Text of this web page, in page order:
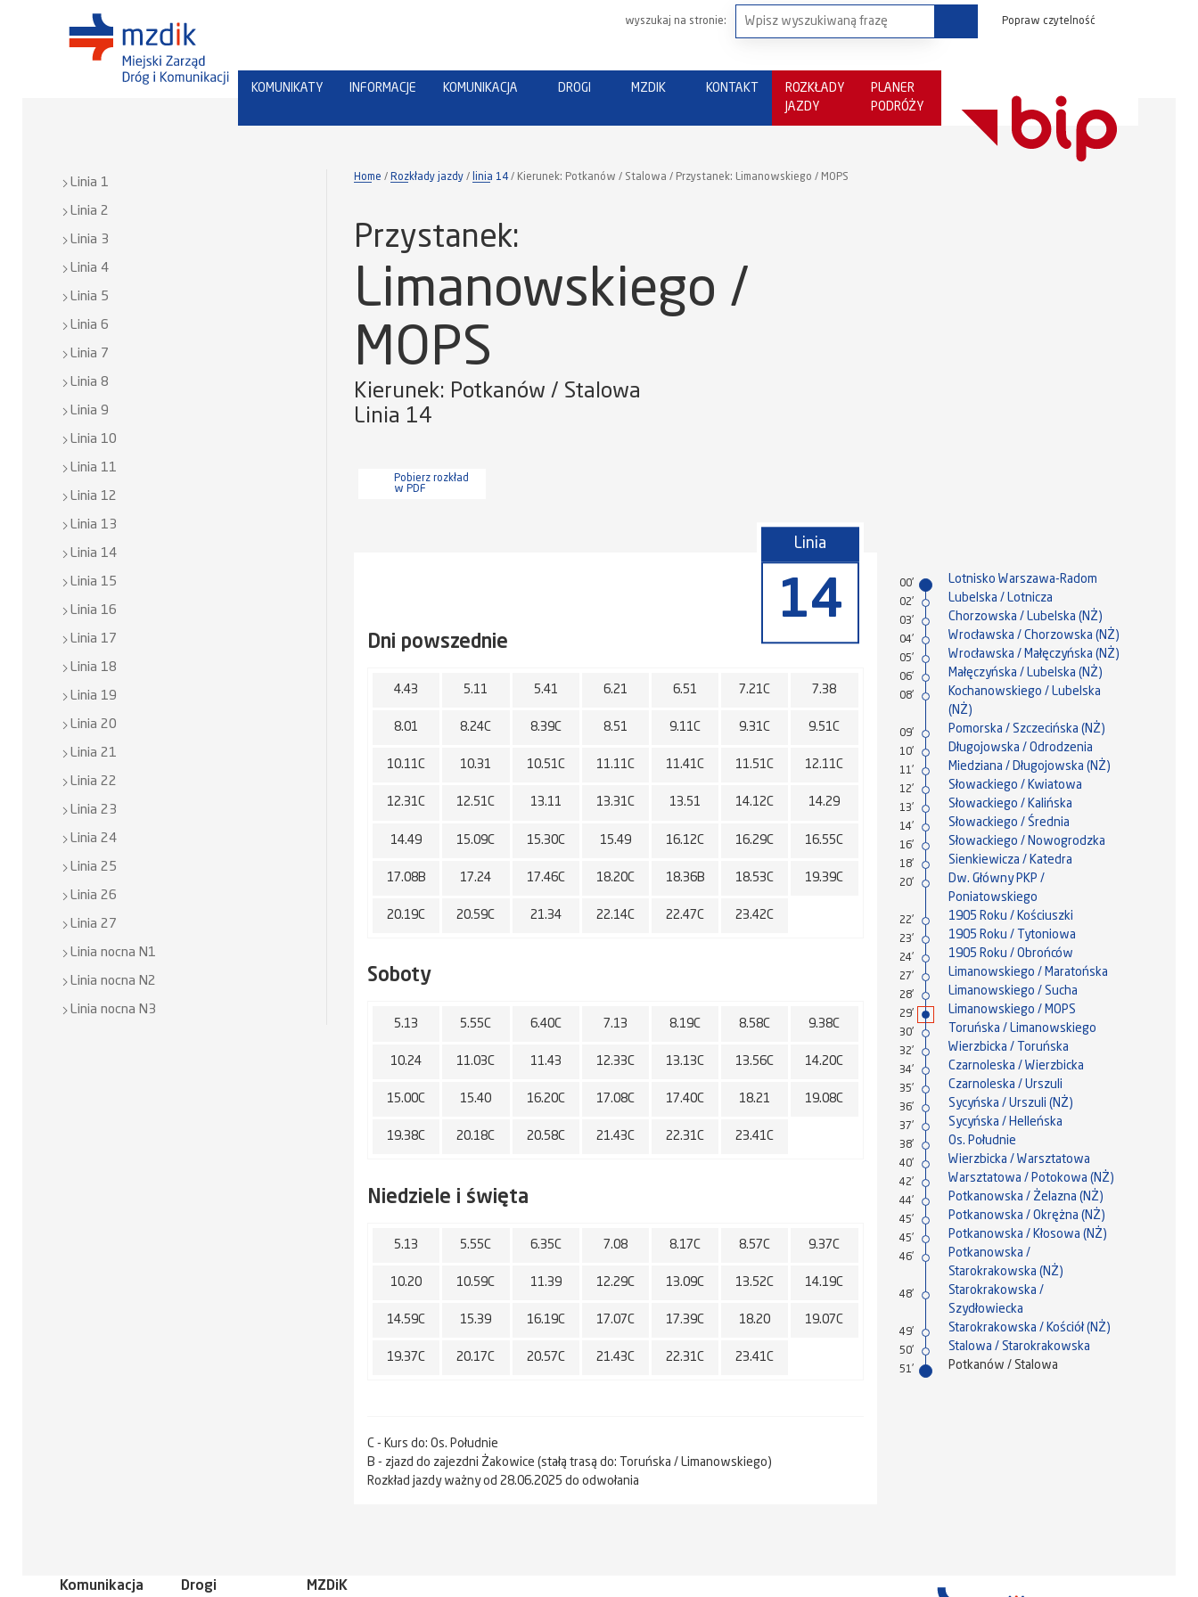
Popraw czytelność
KOMUNIKATY INFORMACJE KOMUNIKACJA DROGI MZDIK KONTAKT
ROZKŁADY
JAZDY
PLANER
PODRÓŻY
wyszukaj na stronie:
Home Rozkłady jazdy linia 14 Kierunek: Potkanów / Stalowa / Przystanek: Limanowskiego / MOPS
Przystanek:
Limanowskiego /
MOPS
Kierunek: Potkanów / Stalowa
Linia 14
Pobierz rozkład
w PDF
Linia
14
Dni powszednie
4.43 5.11 5.41 6.21 6.51 7.21C 7.38
8.01 8.24C 8.39C 8.51 9.11C 9.31C 9.51C
10.11C 10.31 10.51C 11.11C 11.41C 11.51C 12.11C
12.31C 12.51C 13.11 13.31C 13.51 14.12C 14.29
14.49 15.09C 15.30C 15.49 16.12C 16.29C 16.55C
17.08B 17.24 17.46C 18.20C 18.36B 18.53C 19.39C
20.19C 20.59C 21.34 22.14C 22.47C 23.42C
Soboty
5.13 5.55C 6.40C 7.13 8.19C 8.58C 9.38C
10.24 11.03C 11.43 12.33C 13.13C 13.56C 14.20C
15.00C 15.40 16.20C 17.08C 17.40C 18.21 19.08C
19.38C 20.18C 20.58C 21.43C 22.31C 23.41C
Niedziele i święta
5.13 5.55C 6.35C 7.08 8.17C 8.57C 9.37C
10.20 10.59C 11.39 12.29C 13.09C 13.52C 14.19C
14.59C 15.39 16.19C 17.07C 17.39C 18.20 19.07C
19.37C 20.17C 20.57C 21.43C 22.31C 23.41C
C - Kurs do: Os. Południe
B - zjazd do zajezdni Żakowice (stałą trasą do: Toruńska / Limanowskiego)
Rozkład jazdy ważny od 28.06.2025 do odwołania
00' Lotnisko Warszawa-Radom
02' Lubelska / Lotnicza
03' Chorzowska / Lubelska (NŻ)
04' Wrocławska / Chorzowska (NŻ)
05' Wrocławska / Małęczyńska (NŻ)
06' Małęczyńska / Lubelska (NŻ)
08'
Kochanowskiego / Lubelska
(NŻ)
09' Pomorska / Szczecińska (NŻ)
10' Długojowska / Odrodzenia
11' Miedziana / Długojowska (NŻ)
12' Słowackiego / Kwiatowa
13' Słowackiego / Kalińska
14' Słowackiego / Średnia
16' Słowackiego / Nowogrodzka
18' Sienkiewicza / Katedra
20'
Dw. Główny PKP /
Poniatowskiego
22' 1905 Roku / Kościuszki
23' 1905 Roku / Tytoniowa
24' 1905 Roku / Obrońców
27' Limanowskiego / Maratońska
28' Limanowskiego / Sucha
29' Limanowskiego / MOPS
30' Toruńska / Limanowskiego
32' Wierzbicka / Toruńska
34' Czarnoleska / Wierzbicka
35' Czarnoleska / Urszuli
36' Sycyńska / Urszuli (NŻ)
37' Sycyńska / Helleńska
38' Os. Południe
40' Wierzbicka / Warsztatowa
42' Warsztatowa / Potokowa (NŻ)
44' Potkanowska / Żelazna (NŻ)
45' Potkanowska / Okrężna (NŻ)
45' Potkanowska / Kłosowa (NŻ)
46'
Potkanowska /
Starokrakowska (NŻ)
48'
Starokrakowska /
Szydłowiecka
49' Starokrakowska / Kościół (NŻ)
50' Stalowa / Starokrakowska
51' Potkanów / Stalowa
Linia 1
Linia 2
Linia 3
Linia 4
Linia 5
Linia 6
Linia 7
Linia 8
Linia 9
Linia 10
Linia 11
Linia 12
Linia 13
Linia 14
Linia 15
Linia 16
Linia 17
Linia 18
Linia 19
Linia 20
Linia 21
Linia 22
Linia 23
Linia 24
Linia 25
Linia 26
Linia 27
Linia nocna N1
Linia nocna N2
Linia nocna N3
Komunikacja Drogi MZDiK